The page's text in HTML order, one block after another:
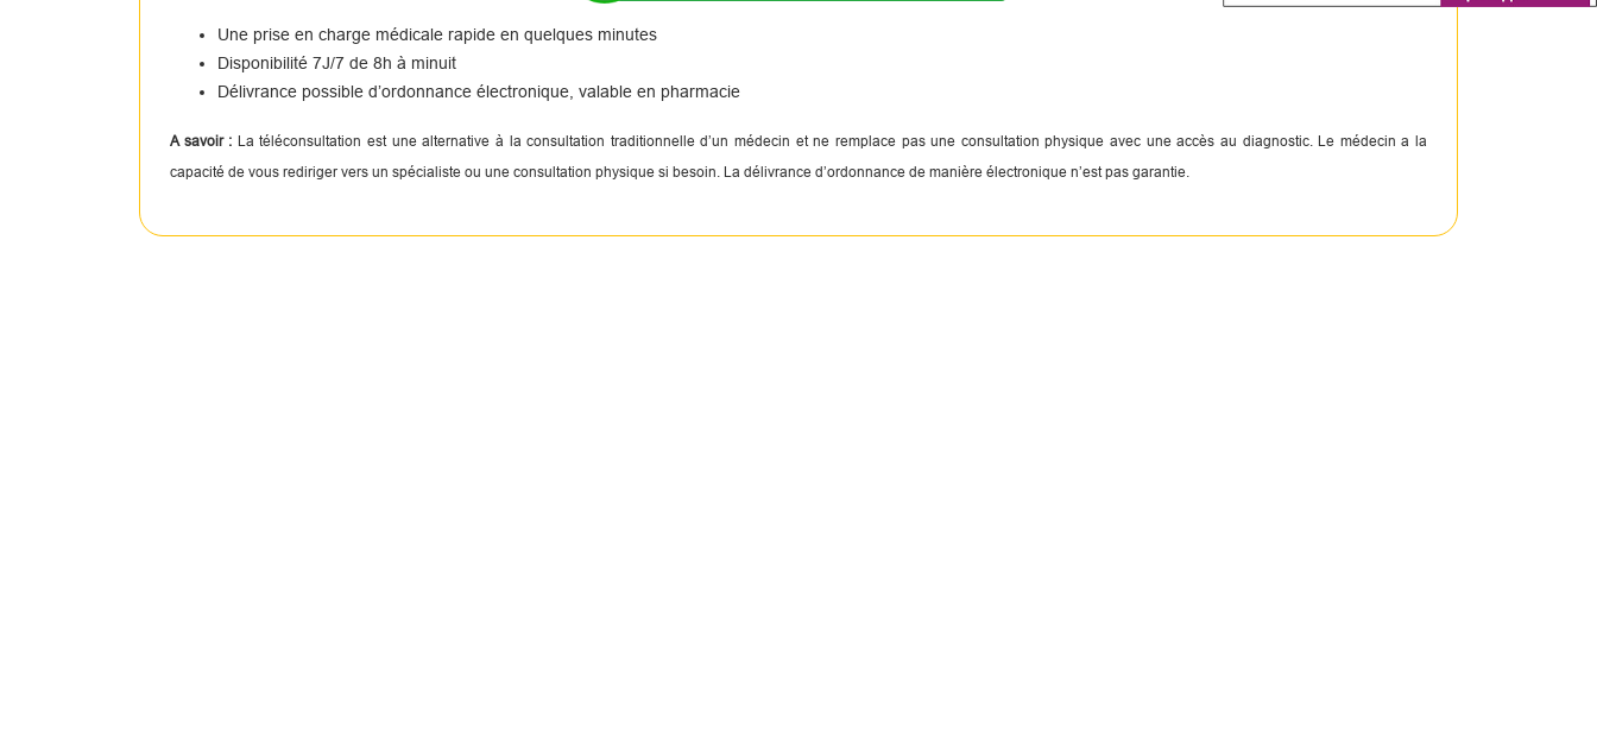
Une prise en charge médicale rapide en quelques minutes
Disponibilité 7J/7 de 8h à minuit
Délivrance possible d’ordonnance électronique, valable en pharmacie
A savoir : La téléconsultation est une alternative à la consultation traditionnelle d’un médecin et ne remplace pas une consultation physique avec une accès au diagnostic. Le médecin a la
capacité de vous rediriger vers un spécialiste ou une consultation physique si besoin. La délivrance d’ordonnance de manière électronique n’est pas garantie.